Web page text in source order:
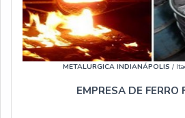
METALURGICA INDIANÁPOLIS /
EMPRESA DE FERRO